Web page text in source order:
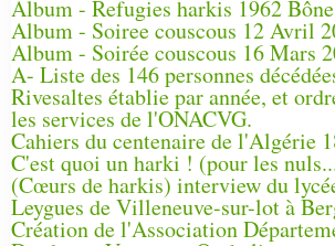
Album - Refugies harkis 1962
Album - Soiree couscous 12 Avril
Album - Soirée couscous 16 Mars
A- Liste des 146 personnes
Rivesaltes établie par année, et
les services de l'ONACVG.
Cahiers du centenaire de l'Algérie
C'est quoi un harki ! (pour les
(Cœurs de harkis) interview du
Leygues de Villeneuve-sur-lot à
Création de l'Association